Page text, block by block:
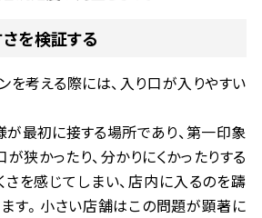
を検証する
を考える際には、入り口が入りやすい
が最初に接する場所であり、第一印象
狭かったり、分かりにくかったりする
さを感じてしまい、店内に入るのを躊
す。小さい店舗はこの問題が顕著に